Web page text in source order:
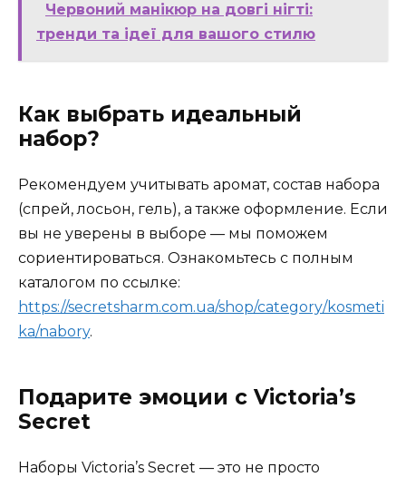
Червоний манікюр на довгі нігті:
тренди та ідеї для вашого стилю
Как выбрать идеальный
набор?
Рекомендуем учитывать аромат, состав набора
(спрей, лосьон, гель), а также оформление. Если
вы не уверены в выборе — мы поможем
сориентироваться. Ознакомьтесь с полным
каталогом по ссылке:
https://secretsharm.com.ua/shop/category/kosmeti
ka/nabory.
Подарите эмоции с Victoria’s
Secret
Наборы Victoria’s Secret — это не просто